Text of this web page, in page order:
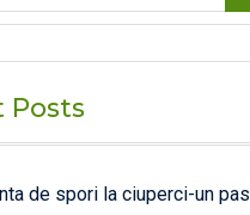
Posts
de spori la ciuperci-un pas